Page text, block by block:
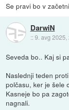
Se pravi bo v
DarwiN
::9. avg 2025,
Seveda bo.. Kaj si
Naslednji teden
polčasu, ker je šele
Kasneje bo pa
nagnali.